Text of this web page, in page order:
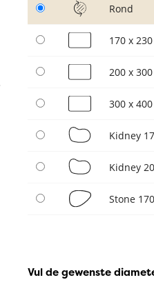
Rond
170 x
200 x
300 x
Kidney
Kidney
Stone
Vul de gewenste